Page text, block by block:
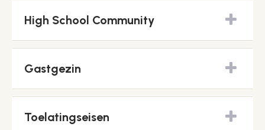
High School Community
Gastgezin
Toelatingseisen